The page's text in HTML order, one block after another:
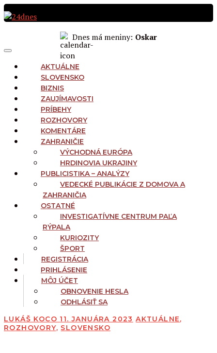
Preskočiť
na
Dnes má meniny: Oskar
Menu
AKTUÁLNE
SLOVENSKO
BIZNIS
ZAUJÍMAVOSTI
PRÍBEHY
ROZHOVORY
KOMENTÁRE
ZAHRANIČIE
VÝCHODNÁ EURÓPA
HRDINOVIA UKRAJINY
PUBLICISTIKA – ANALÝZY
VEDECKÉ PUBLIKÁCIE Z DOMOVA A
ZAHRANIČIA
OSTATNÉ
INVESTIGATÍVNE CENTRUM PAĽA
RÝPALA
KURIOZITY
ŠPORT
REGISTRÁCIA
PRIHLÁSENIE
MÔJ ÚČET
OBNOVENIE HESLA
ODHLÁSIŤ SA
LUKÁŠ KOCO 11. JANUÁRA 2023 AKTUÁLNE,
ROZHOVORY, SLOVENSKO